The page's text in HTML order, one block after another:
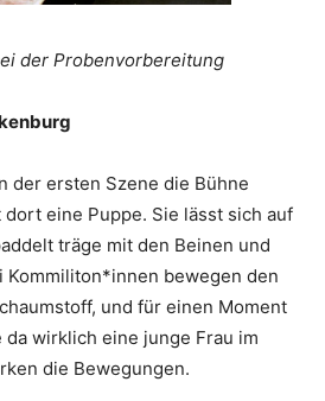
der Probenvorbereitung
der ersten Szene die Bühne
eine Puppe. Sie lässt sich auf
träge mit den Beinen und
Kommiliton*innen bewegen den
und für einen Moment
da wirklich eine junge Frau im
die Bewegungen.